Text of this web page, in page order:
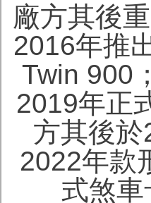
廠方其後
2016年推
Twin 900
2019年正
方其後
2022年款
式煞